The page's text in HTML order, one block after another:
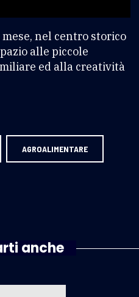
nel centro storico
alle piccole
ed alla creatività
AGROALIMENTARE
anche